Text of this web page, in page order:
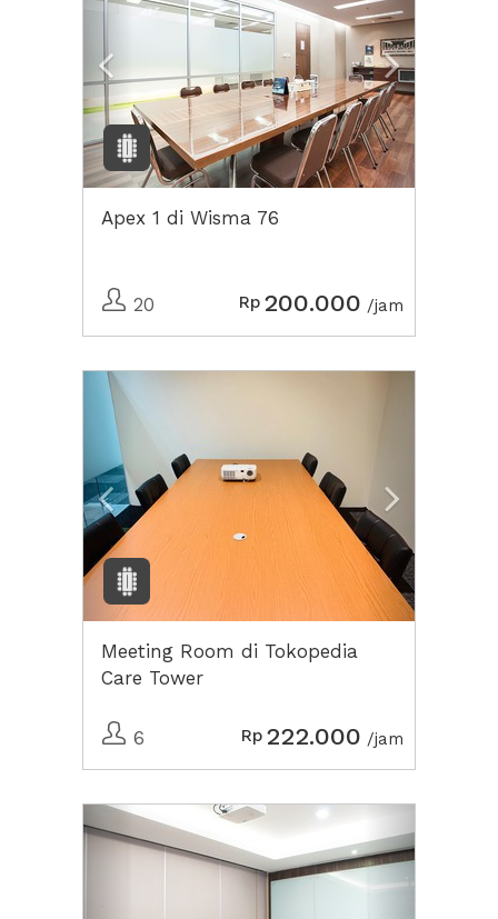
Apex 1 di Wisma 76
20 Rp 200.000 /jam
Previous
Meeting Room di Tokopedia
Care Tower
6 Rp 222.000 /jam
Previous